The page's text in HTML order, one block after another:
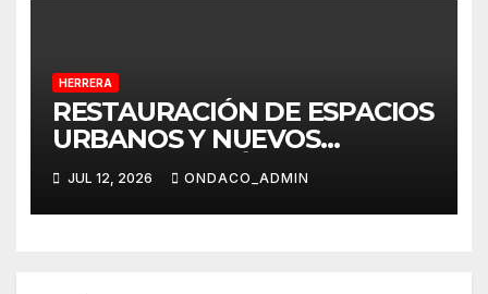
HERRERA
RESTAURACIÓN DE ESPACIOS
URBANOS Y NUEVOS
MURALES ARTÍSTICOS EN
HERRERA
JUL 12, 2026 ONDACO_ADMIN